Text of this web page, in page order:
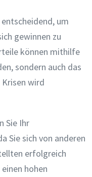
um
gewinnen zu
können mithilfe
sondern auch das
wird
Sie Ihr
Sie sich von anderen
erfolgreich
hohen